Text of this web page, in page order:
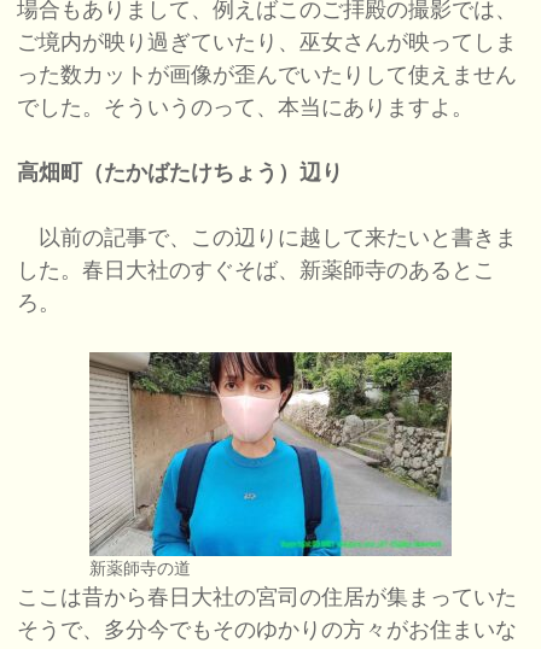
場合もありまして、例えばこのご拝殿の撮影では、
ご境内が映り過ぎていたり、巫女さんが映ってしま
った数カットが画像が歪んでいたりして使えません
でした。そういうのって、本当にありますよ。
高畑町（たかばたけちょう）辺り
以前の記事で、この辺りに越して来たいと書きま
した。春日大社のすぐそば、新薬師寺のあるとこ
ろ。
新薬師寺の道
ここは昔から春日大社の宮司の住居が集まっていた
そうで、多分今でもそのゆかりの方々がお住まいな